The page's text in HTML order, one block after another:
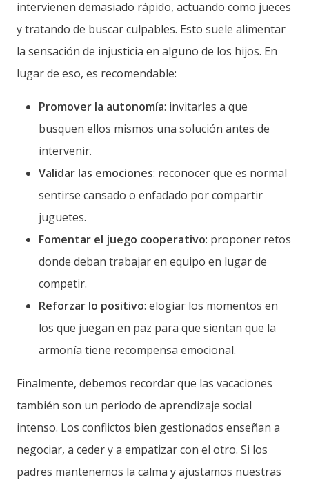
intervienen demasiado rápido, actuando como jueces
y tratando de buscar culpables. Esto suele alimentar
la sensación de injusticia en alguno de los hijos. En
lugar de eso, es recomendable:
Promover la autonomía: invitarles a que
busquen ellos mismos una solución antes de
intervenir.
Validar las emociones: reconocer que es normal
sentirse cansado o enfadado por compartir
juguetes.
Fomentar el juego cooperativo: proponer retos
donde deban trabajar en equipo en lugar de
competir.
Reforzar lo positivo: elogiar los momentos en
los que juegan en paz para que sientan que la
armonía tiene recompensa emocional.
Finalmente, debemos recordar que las vacaciones
también son un periodo de aprendizaje social
intenso. Los conflictos bien gestionados enseñan a
negociar, a ceder y a empatizar con el otro. Si los
padres mantenemos la calma y ajustamos nuestras